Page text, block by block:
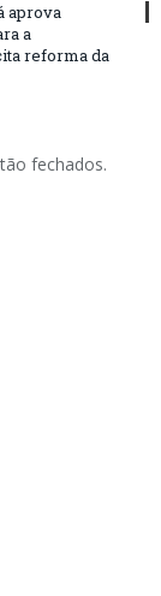
aprova
a
reforma da
fechados.